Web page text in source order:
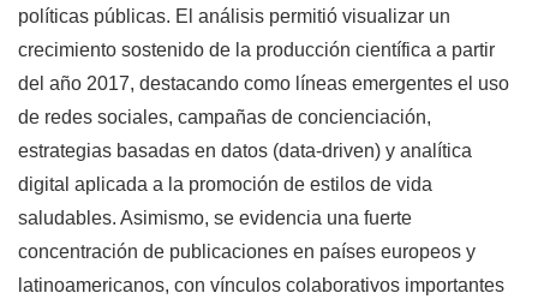
políticas públicas. El análisis permitió visualizar un
crecimiento sostenido de la producción científica a partir
del año 2017, destacando como líneas emergentes el uso
de redes sociales, campañas de concienciación,
estrategias basadas en datos (data-driven) y analítica
digital aplicada a la promoción de estilos de vida
saludables. Asimismo, se evidencia una fuerte
concentración de publicaciones en países europeos y
latinoamericanos, con vínculos colaborativos importantes